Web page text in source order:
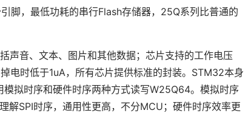
脚，最低功耗的串行Flash存储器，25Q系列比普通的
声音、文本、图片和其他数据；芯片支持的工作电压
电时低于1uA，所有芯片提供标准的封装。STM32本身
拟时序和硬件时序两种方式读写W25Q64。模拟时序
解SPI时序，通用性更高，不分MCU；硬件时序效率更